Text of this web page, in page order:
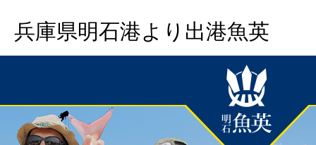
兵庫県明石港より出港魚英